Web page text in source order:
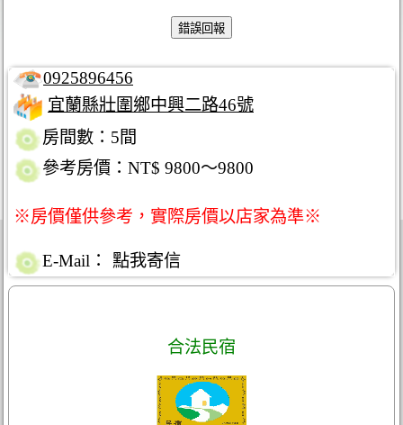
0925896456
宜蘭縣壯圍鄉中興二路46號
房間數：5間
參考房價：NT$ 9800～9800
※房價僅供參考，實際房價以店家為準※
E-Mail： 點我寄信
合法民宿